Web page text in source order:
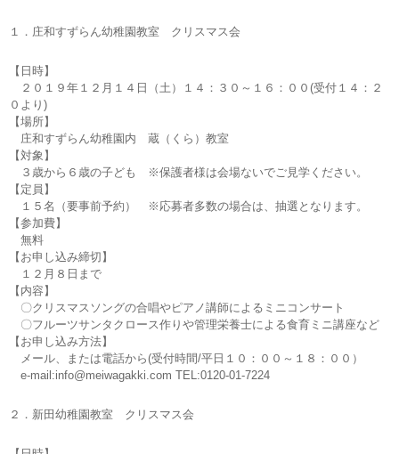
１．庄和すずらん幼稚園教室 クリスマス会
【日時】
２０１９年１２月１４日（土）１４：３０～１６：００(受付１４：２
０より)
【場所】
庄和すずらん幼稚園内 蔵（くら）教室
【対象】
３歳から６歳の子ども ※保護者様は会場ないでご見学ください。
【定員】
１５名（要事前予約） ※応募者多数の場合は、抽選となります。
【参加費】
無料
【お申し込み締切】
１２月８日まで
【内容】
〇クリスマスソングの合唱やピアノ講師によるミニコンサート
〇フルーツサンタクロース作りや管理栄養士による食育ミニ講座など
【お申し込み方法】
メール、または電話から(受付時間/平日１０：００～１８：００）
e-mail:info@meiwagakki.com TEL:0120-01-7224
２．新田幼稚園教室 クリスマス会